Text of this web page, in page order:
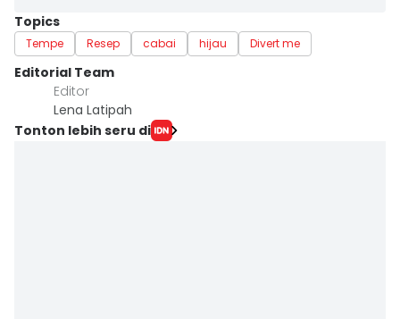
Topics
Tempe Resep cabai hijau Divert me
Editorial Team
Editor
Lena Latipah
Tonton lebih seru di